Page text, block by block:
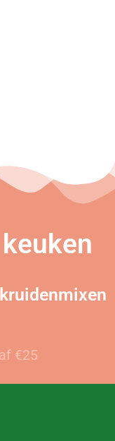
€25verzonden